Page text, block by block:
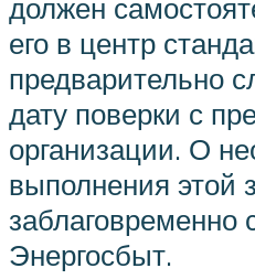
должен
его в центр
предварительно
дату поверки с
организации. О
выполнения этой
заблаговременно
Энергосбыт.